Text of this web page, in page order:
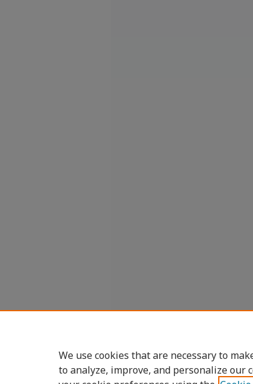
We use cookies that are necessary to
to analyze, improve, and personalize our